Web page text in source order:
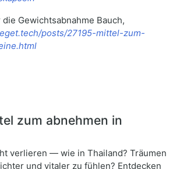
Gewichtsabnahme Bauch,
posts/27195-mittel-zum-
zum abnehmen in
verlieren — wie in Thailand? Träumen
und vitaler zu fühlen? Entdecken